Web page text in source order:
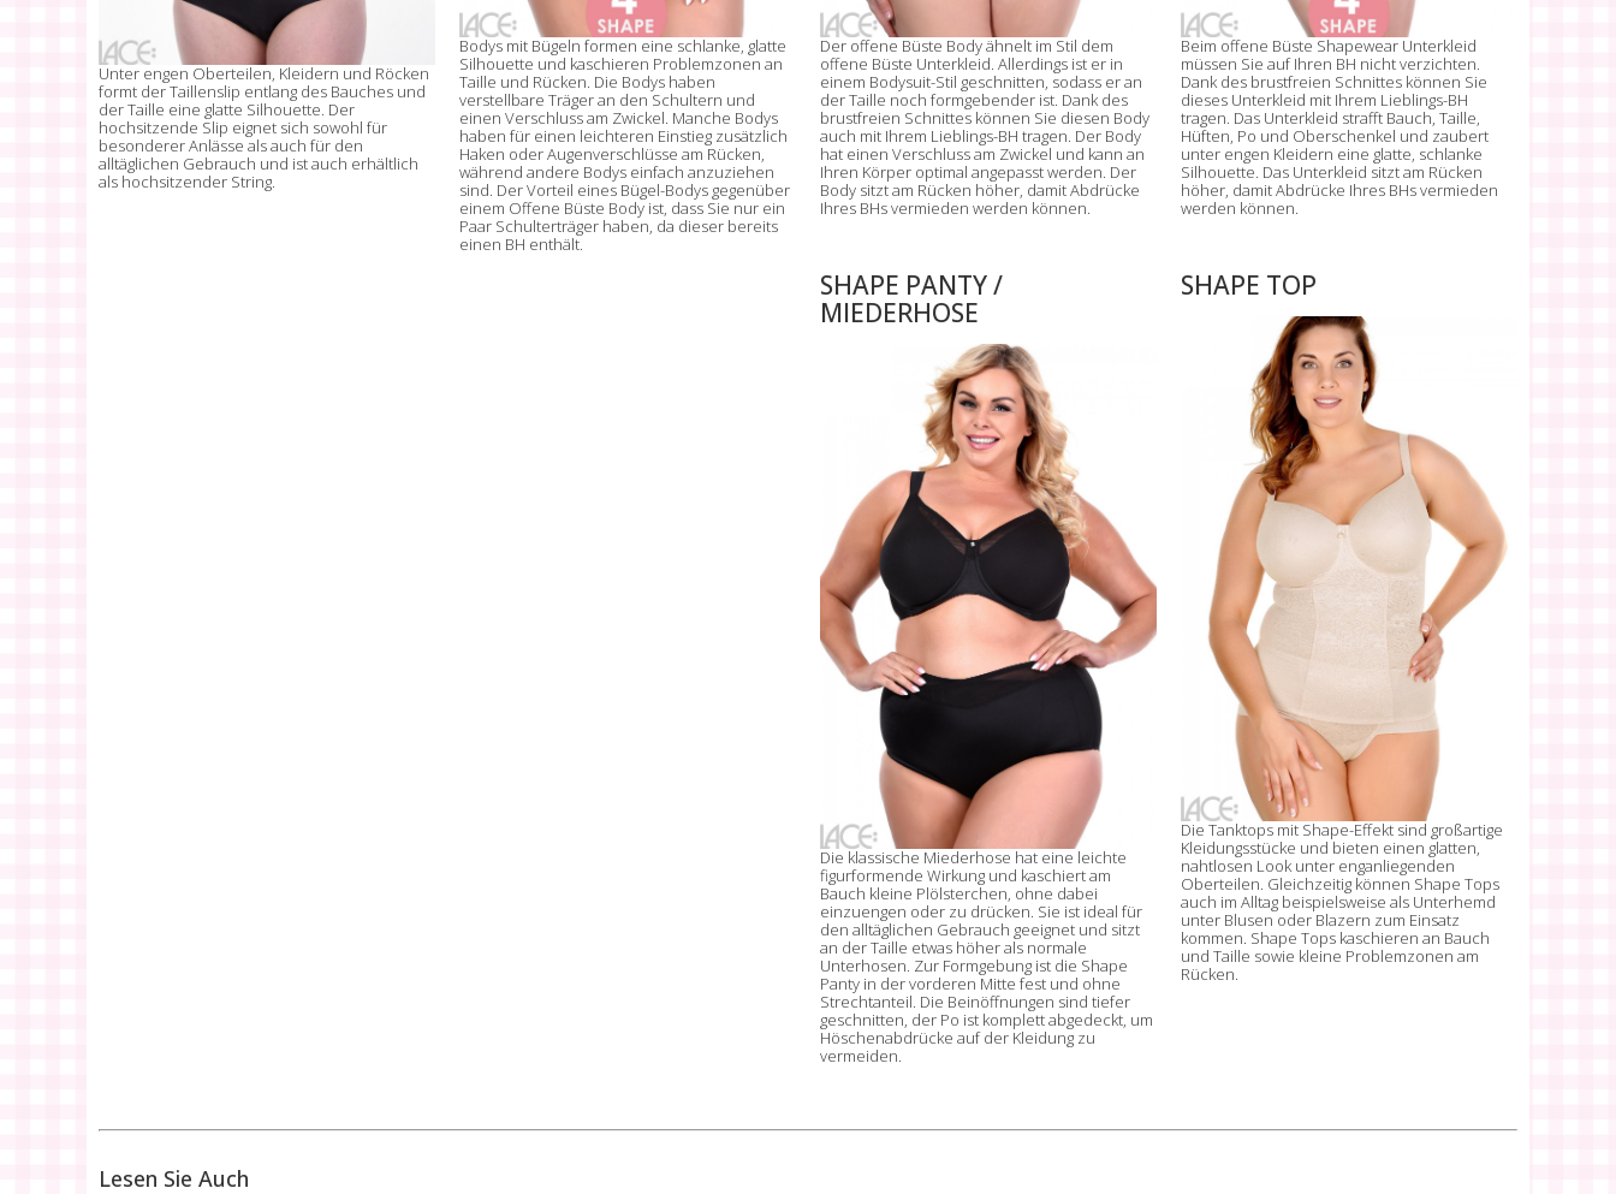
Unter engen Oberteilen, Kleidern und Röcken
formt der Taillenslip entlang des Bauches und
der Taille eine glatte Silhouette. Der
hochsitzende Slip eignet sich sowohl für
besonderer Anlässe als auch für den
alltäglichen Gebrauch und ist auch erhältlich
als hochsitzender String.
Bodys mit Bügeln formen eine schlanke, glatte
Silhouette und kaschieren Problemzonen an
Taille und Rücken. Die Bodys haben
verstellbare Träger an den Schultern und
einen Verschluss am Zwickel. Manche Bodys
haben für einen leichteren Einstieg zusätzlich
Haken oder Augenverschlüsse am Rücken,
während andere Bodys einfach anzuziehen
sind. Der Vorteil eines Bügel-Bodys gegenüber
einem Offene Büste Body ist, dass Sie nur ein
Paar Schulterträger haben, da dieser bereits
einen BH enthält.
Der offene Büste Body ähnelt im Stil dem
offene Büste Unterkleid. Allerdings ist er in
einem Bodysuit-Stil geschnitten, sodass er an
der Taille noch formgebender ist. Dank des
brustfreien Schnittes können Sie diesen Body
auch mit Ihrem Lieblings-BH tragen. Der Body
hat einen Verschluss am Zwickel und kann an
Ihren Körper optimal angepasst werden. Der
Body sitzt am Rücken höher, damit Abdrücke
Ihres BHs vermieden werden können.
Beim offene Büste Shapewear Unterkleid
müssen Sie auf Ihren BH nicht verzichten.
Dank des brustfreien Schnittes können Sie
dieses Unterkleid mit Ihrem Lieblings-BH
tragen. Das Unterkleid strafft Bauch, Taille,
Hüften, Po und Oberschenkel und zaubert
unter engen Kleidern eine glatte, schlanke
Silhouette. Das Unterkleid sitzt am Rücken
höher, damit Abdrücke Ihres BHs vermieden
werden können.
SHAPE PANTY /
MIEDERHOSE
Die klassische Miederhose hat eine leichte
figurformende Wirkung und kaschiert am
Bauch kleine Plölsterchen, ohne dabei
einzuengen oder zu drücken. Sie ist ideal für
den alltäglichen Gebrauch geeignet und sitzt
an der Taille etwas höher als normale
Unterhosen. Zur Formgebung ist die Shape
Panty in der vorderen Mitte fest und ohne
Strechtanteil. Die Beinöffnungen sind tiefer
geschnitten, der Po ist komplett abgedeckt, um
Höschenabdrücke auf der Kleidung zu
vermeiden.
SHAPE TOP
Die Tanktops mit Shape-Effekt sind großartige
Kleidungsstücke und bieten einen glatten,
nahtlosen Look unter enganliegenden
Oberteilen. Gleichzeitig können Shape Tops
auch im Alltag beispielsweise als Unterhemd
unter Blusen oder Blazern zum Einsatz
kommen. Shape Tops kaschieren an Bauch
und Taille sowie kleine Problemzonen am
Rücken.
Lesen Sie Auch